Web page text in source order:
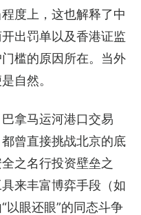
度上，这也解释了中
出罚单以及香港证监
槛的原因所在。当外
自然。
拿马运河港口交易
曾直接挑战北京的底
之名行投资壁垒之
来丰富博弈手段（如
以眼还眼”的同态斗争